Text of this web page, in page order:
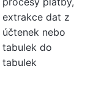
extrakce dat z
účtenek nebo
tabulek do
tabulek